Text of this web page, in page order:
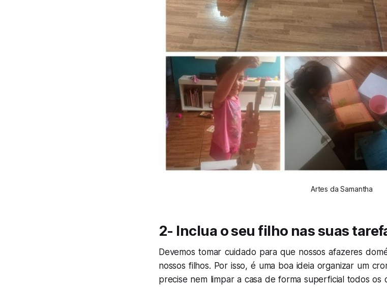
Artes da Samantha
2- Inclua o seu filho nas suas
Devemos tomar cuidado para que nossos afazeres
nossos filhos. Por isso, é uma boa ideia organizar um
precise nem limpar a casa de forma superficial todos os